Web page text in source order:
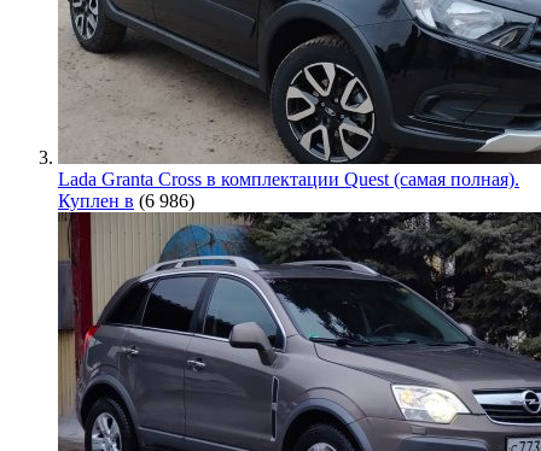
Lada Granta Cross в комплектации Quest (самая полная).
Куплен в (6 986)